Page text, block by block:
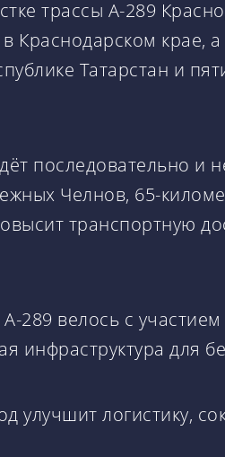
трассы А-289
крае, а
Татарстан и
последовательно и
Челнов, 65-
транспортную
289 велось с
инфраструктура для
улучшит логистику,